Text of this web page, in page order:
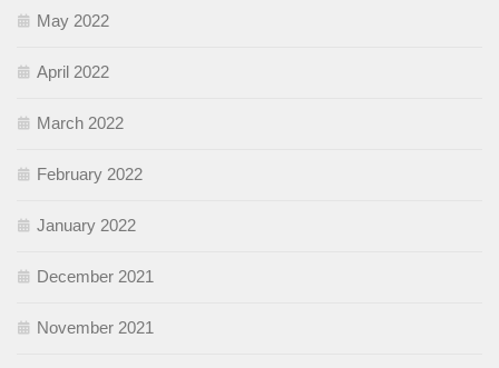
May 2022
April 2022
March 2022
February 2022
January 2022
December 2021
November 2021